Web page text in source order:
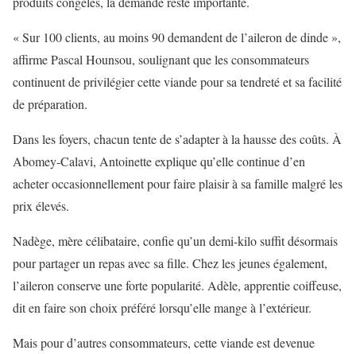
« Sur 100 clients, au moins 90 demandent de l’aileron de dinde »,
affirme Pascal Hounsou, soulignant que les consommateurs
continuent de privilégier cette viande pour sa tendreté et sa facilité
de préparation.
Dans les foyers, chacun tente de s’adapter à la hausse des coûts. À
Abomey-Calavi, Antoinette explique qu’elle continue d’en
acheter occasionnellement pour faire plaisir à sa famille malgré les
prix élevés.
Nadège, mère célibataire, confie qu’un demi-kilo suffit désormais
pour partager un repas avec sa fille. Chez les jeunes également,
l’aileron conserve une forte popularité. Adèle, apprentie coiffeuse,
dit en faire son choix préféré lorsqu’elle mange à l’extérieur.
Mais pour d’autres consommateurs, cette viande est devenue